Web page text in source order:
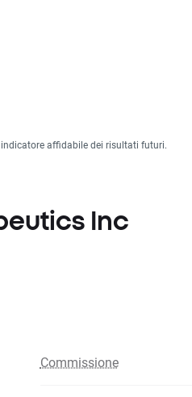
affidabile dei risultati futuri.
Inc
Commissione